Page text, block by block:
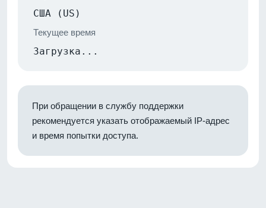
США (US)
Текущее время
Загрузка...
При обращении в службу поддержки
рекомендуется указать отображаемый IP-адрес
и время попытки доступа.